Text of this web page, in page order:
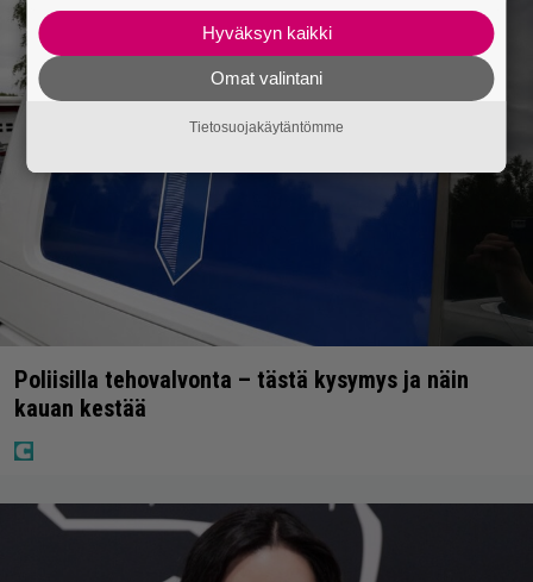
Poliisilla tehovalvonta – tästä kysymys ja näin
kauan kestää
Hyväksyn kaikki
Omat valintani
Tietosuojakäytäntömme